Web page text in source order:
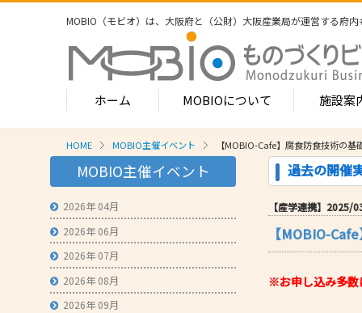
MOBIO（モビオ）は、大阪府と（公財）大阪産業局が運営する府内
ホーム MOBIOについて
MOBIOのサービス
- ワンストップサービス
- 常設展示場
- MOBIOインキュベート支援
- 取引適正化講習会
- 産学連携の支援
施設案
- フロア
1-2階（
常設展示
3階
4階（イ
- フロア
HOME MOBIO主催イベント 【MOBIO-Cafe】腐食防食技術の
MOBIO主催イベント
2026年 04月
2026年 06月
2026年 07月
2026年 08月
2026年 09月
過去の開催
【産学連携】2025/
【MOBIO-
※お申し込み多数